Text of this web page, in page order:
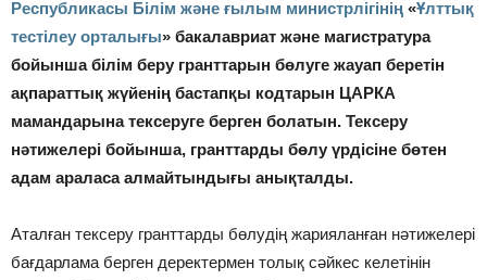
Республикасы Білім және ғылым министрлігінің «Ұлттық
тестілеу орталығы» бакалавриат және магистратура
бойынша білім беру гранттарын бөлуге жауап беретін
ақпараттық жүйенің бастапқы кодтарын ЦАРКА
мамандарына тексеруге берген болатын. Тексеру
нәтижелері бойынша, гранттарды бөлу үрдісіне бөтен
адам араласа алмайтындығы анықталды.
Аталған тексеру гранттарды бөлудің жарияланған нәтижелері
бағдарлама берген деректермен толық сәйкес келетінін